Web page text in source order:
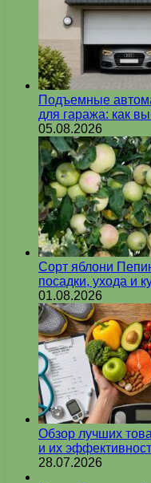
Подъемные
для гаража: как
05.08.2026
Сорт яблони
посадки, ухода и
01.08.2026
Обзор лучших
и их
28.07.2026